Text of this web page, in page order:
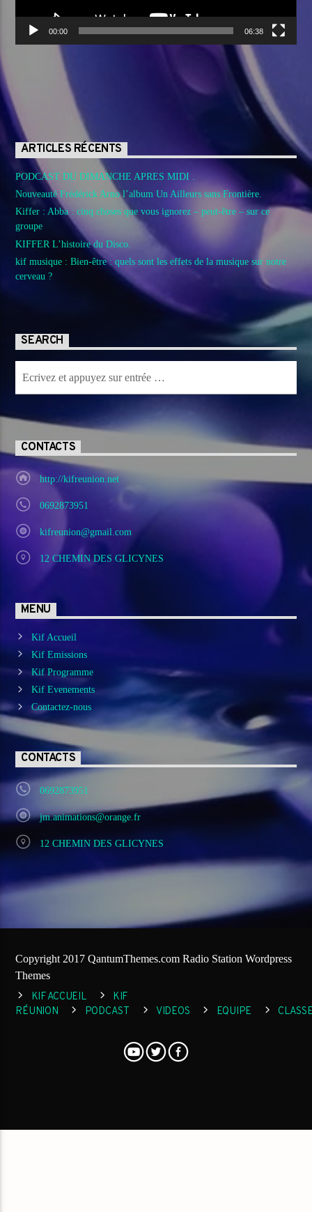
00:00 06:38
ARTICLES RÉCENTS
PODCAST DU DIMANCHE APRES MIDI .
Nouveauté Frédérick Arno l’album Un Ailleurs sans Frontière.
Kiffer : Abba : cinq choses que vous ignorez – peut-être – sur ce
groupe
KIFFER L’histoire du Disco.
kif musique : Bien-être : quels sont les effets de la musique sur notre
cerveau ?
SEARCH
CONTACTS
http://kifreunion.net
0692873951
kifreunion@gmail.com
12 CHEMIN DES GLICYNES
MENU
Kif Accueil
Kif Emissions
Kif Programme
Kif Evenements
Contactez-nous
CONTACTS
0692873951
jm.animations@orange.fr
12 CHEMIN DES GLICYNES
Copyright 2017 QantumThemes.com Radio Station Wordpress
Themes
KIF ACCUEIL
KIF
RÉUNION
PODCAST VIDEOS EQUIPE